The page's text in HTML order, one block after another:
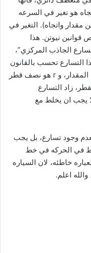
هو تغير في السرعه
مقدار واتجاه). التغير في
قوانين نيوتن. هذا
الجاذب المركزي”،
التسارع تحسب بالقانون
(a = v²/r)، حيث v هي السرعه الثابته في المقدار، و r هو نصف قطر
زاد التسارع
يجب ان يخلط مع
وجود تسارع، بل يجب
في الحركه في خط
خاطئه، لان السياره
اعلم.